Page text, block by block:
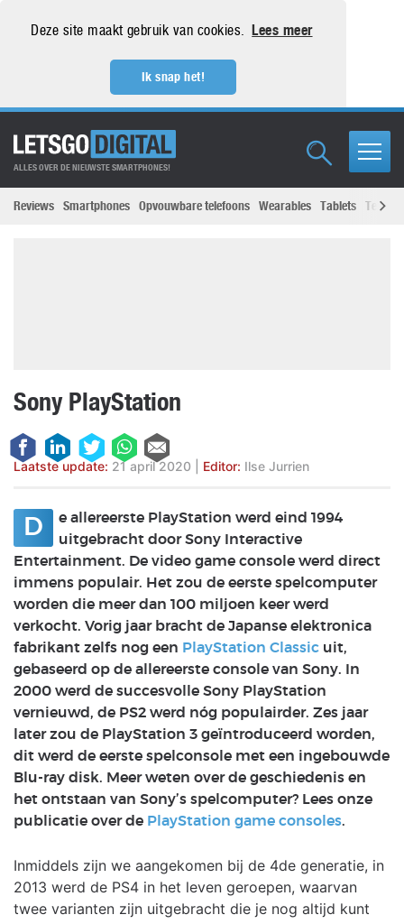
Deze site maakt gebruik van cookies. Lees meer
Ik snap het!
ALLES OVER DE NIEUWSTE SMARTPHONES!
Reviews Smartphones Opvouwbare telefoons Wearables Tablets
Sony PlayStation
Laatste update: 21 april 2020 Editor: Ilse Jurrien
D
e allereerste PlayStation werd eind 1994
uitgebracht door Sony Interactive
Entertainment. De video game console werd direct
immens populair. Het zou de eerste spelcomputer
worden die meer dan 100 miljoen keer werd
verkocht. Vorig jaar bracht de Japanse elektronica
fabrikant zelfs nog een PlayStation Classic uit,
gebaseerd op de allereerste console van Sony. In
2000 werd de succesvolle Sony PlayStation
vernieuwd, de PS2 werd nóg populairder. Zes jaar
later zou de PlayStation 3 geïntroduceerd worden,
dit werd de eerste spelconsole met een ingebouwde
Blu-ray disk. Meer weten over de geschiedenis en
het ontstaan van Sony’s spelcomputer? Lees onze
publicatie over de PlayStation game consoles.
Inmiddels zijn we aangekomen bij de 4de generatie, in
2013 werd de PS4 in het leven geroepen, waarvan
twee varianten zijn uitgebracht die je nog altijd kunt